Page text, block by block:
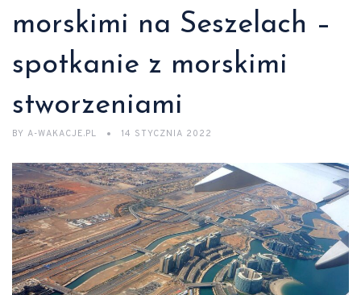
morskimi na Seszelach –
spotkanie z morskimi
stworzeniami
BY A-WAKACJE.PL 14 STYCZNIA 2022